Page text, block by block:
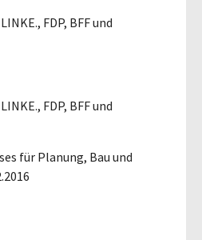
FDP, BFF und
FDP, BFF und
für Planung, Bau und